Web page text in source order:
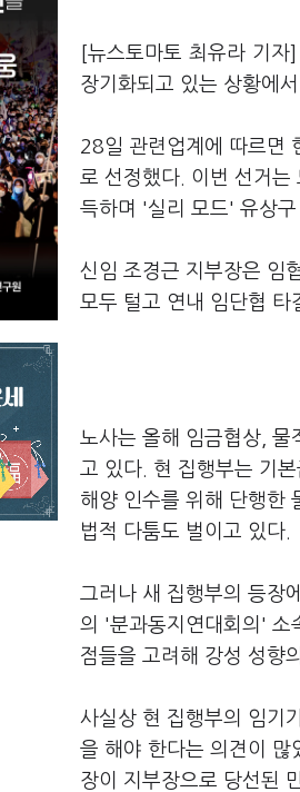
[뉴스토마토 최유라 기
장기화되고 있는 상황에
28일 관련업계에 따르면
로 선정했다. 이번 선거
득하며 '실리 모드' 유상
신임 조경근 지부장은 임
모두 털고 연내 임단협 타
노사는 올해 임금협상, 물
고 있다. 현 집행부는 기
해양 인수를 위해 단행한
법적 다툼도 벌이고 있다.
그러나 새 집행부의 등장
의 '분과동지연대회의' 소
점들을 고려해 강성 성향
사실상 현 집행부의 임기
을 해야 한다는 의견이
장이 지부장으로 당선된